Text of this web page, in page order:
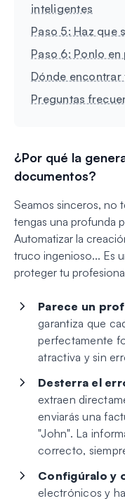
inteligentes
Paso 5: Haz que
Paso 6: Ponlo
Dónde
Preguntas
¿Por qué la
documentos?
Seamos sinceros, no
tengas una profunda
Automatizar la
truco ingenioso... Es
proteger tu
Parece un
garantiza que
perfectamente
atractiva y sin
Desterra el
extraen
enviarás una
"John". La
correcto,
Configúralo y
electrónicos y